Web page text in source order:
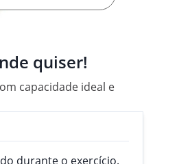
quiser!
capacidade ideal e
durante o exercício.